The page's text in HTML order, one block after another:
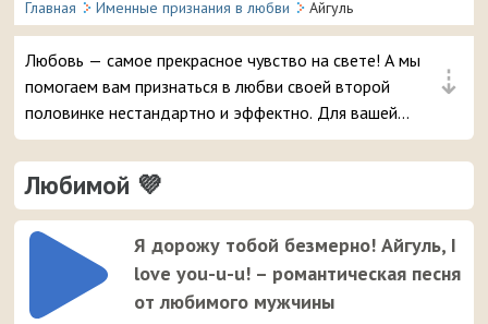
Главная Именные признания в любви Айгуль
⇣
Любовь — самое прекрасное чувство на свете! А мы
помогаем вам признаться в любви своей второй
половинке нестандартно и эффектно. Для вашей
девушки Айгуль мы записали множество красивых
музыкальных и аудио признаний, стихов, а также
шуточных признаний от Путина (хит!). Выберите
понравившуюся аудио-открытку и уже через пару
мгновений она придет на телефон вашей любимой
Айгуль. Это единственный случай, когда звонок от
неизвестного номера вызывает улыбку у вашей
Любимой 💜
Я дорожу тобой безмерно! Айгуль, I
love you-u-u! – романтическая песня
от любимого мужчины